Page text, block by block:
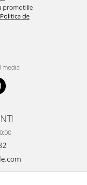
promotiile
Politica de
media